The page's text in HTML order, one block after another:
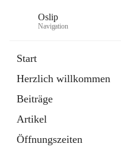
Oslip
Navigation
Start
Herzlich willkommen
Beiträge
Artikel
Öffnungszeiten